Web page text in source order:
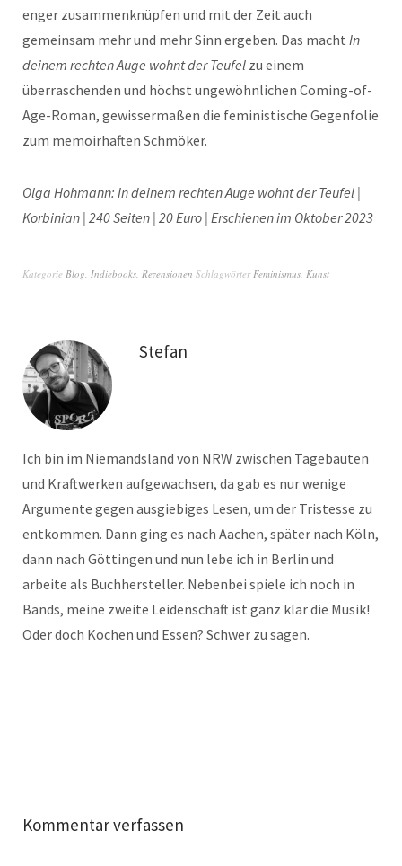
enger zusammenknüpfen und mit der Zeit auch
gemeinsam mehr und mehr Sinn ergeben. Das macht In
deinem rechten Auge wohnt der Teufel zu einem
überraschenden und höchst ungewöhnlichen Coming-of-
Age-Roman, gewissermaßen die feministische Gegenfolie
zum memoirhaften Schmöker.
Olga Hohmann: In deinem rechten Auge wohnt der Teufel |
Korbinian | 240 Seiten | 20 Euro | Erschienen im Oktober 2023
Kategorie Blog, Indiebooks, Rezensionen SchlagwörterFeminismus, Kunst
Stefan
Ich bin im Niemandsland von NRW zwischen Tagebauten
und Kraftwerken aufgewachsen, da gab es nur wenige
Argumente gegen ausgiebiges Lesen, um der Tristesse zu
entkommen. Dann ging es nach Aachen, später nach Köln,
dann nach Göttingen und nun lebe ich in Berlin und
arbeite als Buchhersteller. Nebenbei spiele ich noch in
Bands, meine zweite Leidenschaft ist ganz klar die Musik!
Oder doch Kochen und Essen? Schwer zu sagen.
Kommentar verfassen